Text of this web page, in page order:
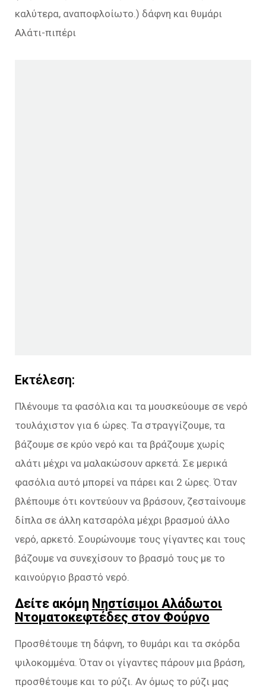
καλύτερα, αναποφλοίωτο.) δάφνη και θυμάρι
Αλάτι-πιπέρι
Εκτέλεση:
Πλένουμε τα φασόλια και τα μουσκεύουμε σε νερό
τουλάχιστον για 6 ώρες. Τα στραγγίζουμε, τα
βάζουμε σε κρύο νερό και τα βράζουμε χωρίς
αλάτι μέχρι να μαλακώσουν αρκετά. Σε μερικά
φασόλια αυτό μπορεί να πάρει και 2 ώρες. Όταν
βλέπουμε ότι κοντεύουν να βράσουν, ζεσταίνουμε
δίπλα σε άλλη κατσαρόλα μέχρι βρασμού άλλο
νερό, αρκετό. Σουρώνουμε τους γίγαντες και τους
βάζουμε να συνεχίσουν το βρασμό τους με το
καινούργιο βραστό νερό.
Δείτε ακόμη Νηστίσιμοι Αλάδωτοι
Ντοματοκεφτέδες στον Φούρνο
Προσθέτουμε τη δάφνη, το θυμάρι και τα σκόρδα
ψιλοκομμένα. Όταν οι γίγαντες πάρουν μια βράση,
προσθέτουμε και το ρύζι. Αν όμως το ρύζι μας